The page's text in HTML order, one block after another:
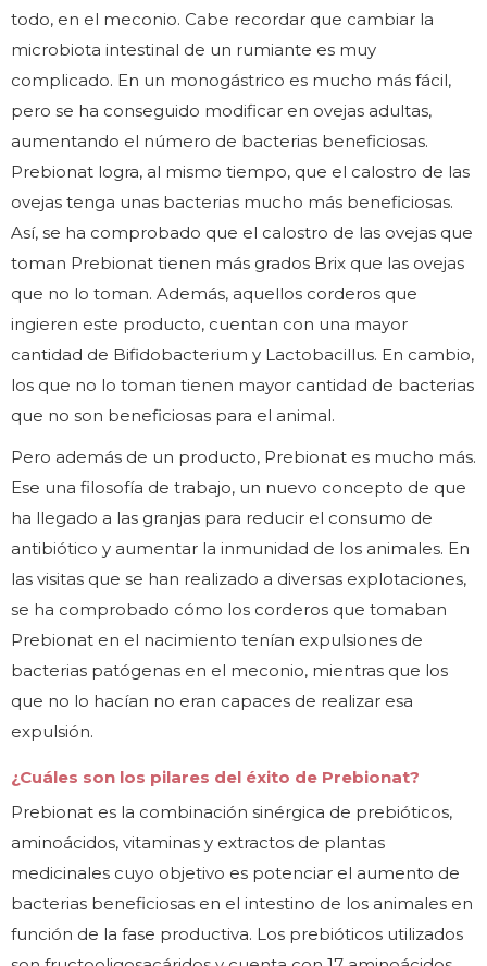
todo, en el meconio. Cabe recordar que cambiar la
microbiota intestinal de un rumiante es muy
complicado. En un monogástrico es mucho más fácil,
pero se ha conseguido modificar en ovejas adultas,
aumentando el número de bacterias beneficiosas.
Prebionat logra, al mismo tiempo, que el calostro de las
ovejas tenga unas bacterias mucho más beneficiosas.
Así, se ha comprobado que el calostro de las ovejas que
toman Prebionat tienen más grados Brix que las ovejas
que no lo toman. Además, aquellos corderos que
ingieren este producto, cuentan con una mayor
cantidad de Bifidobacterium y Lactobacillus. En cambio,
los que no lo toman tienen mayor cantidad de bacterias
que no son beneficiosas para el animal.
Pero además de un producto, Prebionat es mucho más.
Ese una filosofía de trabajo, un nuevo concepto de que
ha llegado a las granjas para reducir el consumo de
antibiótico y aumentar la inmunidad de los animales. En
las visitas que se han realizado a diversas explotaciones,
se ha comprobado cómo los corderos que tomaban
Prebionat en el nacimiento tenían expulsiones de
bacterias patógenas en el meconio, mientras que los
que no lo hacían no eran capaces de realizar esa
expulsión.
¿Cuáles son los pilares del éxito de Prebionat?
Prebionat es la combinación sinérgica de prebióticos,
aminoácidos, vitaminas y extractos de plantas
medicinales cuyo objetivo es potenciar el aumento de
bacterias beneficiosas en el intestino de los animales en
función de la fase productiva. Los prebióticos utilizados